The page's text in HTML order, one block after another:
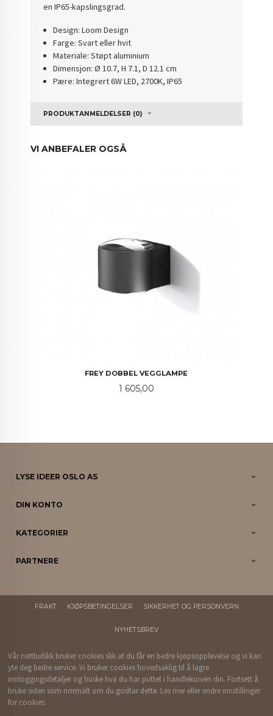
en IP65-kapslingsgrad.
Design: Loom Design
Farge: Svart eller hvit
Materiale: Støpt aluminium
Dimensjon: Ø 10.7, H 7.1, D 12.1 cm
Pære: Integrert 6W LED, 2700K, IP65
PRODUKTANMELDELSER (0)
VI ANBEFALER OGSÅ
FREY DOBBEL VEGGLAMPE
Pris
1 605,00
LYSE IDEER OSLO AS
DIN KONTO
KATEGORIER
PARTNERE
FRAKT KJØPSBETINGELSER SIKKERHET OG PERSONVERN
NYHETSBREV
Vår nettbutikk bruker cookies slik at du får en bedre kjøpsopplevelse og vi kan
yte deg bedre service. Vi bruker cookies hovedsaklig til å lagre
innloggingsdetaljer og huske hva du har puttet i handlekurven din. Fortsett å
bruke siden som normalt om du godtar dette. Les mer eller endre innstillinger
for cookies.